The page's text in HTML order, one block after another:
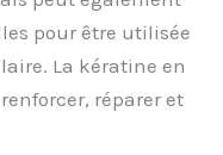
pour être utilisée
La kératine en
réparer et